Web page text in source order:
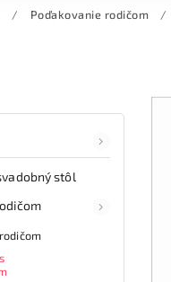
/ Poďakovanie rodičom /
stôl